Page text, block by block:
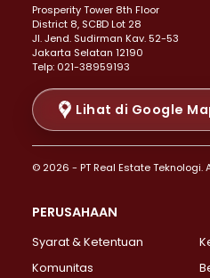
Properti Dijual di Menteng >
Properti Dijual di Senen >
Properti Dijual di Tanah Abang >
Properti Dijual di Cikini >
Properti Dijual di Kramat >
Properti Dijual di Pasar Baru >
Properti Dijual di Bendungan
Properti Dijual di Jakarta
Properti Dijual di Lebak Bulus >
Properti Dijual di Gandaria
Properti Dijual di Pondok Labu >
Prosperity Tower 8th Floor
District 8, SCBD Lot 28
JI. Jend. Sudirman Kav. 52-53
Jakarta Selatan 12190
Telp: 021-38959193
Lihat di Google
© 2026 - PT Real Estate Teknologi.
PERUSAHAAN
Syarat & Ketentuan
Komunitas